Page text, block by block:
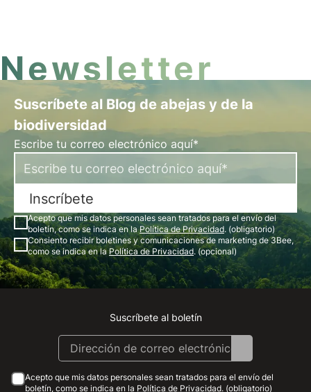
Newsletter
Suscríbete al Blog de abejas y de la
biodiversidad
Escribe tu correo electrónico aquí*
Inscríbete
Acepto que mis datos personales sean tratados para el envío del
boletín, como se indica en laPolítica de Privacidad. (obligatorio)
Consiento recibir boletines y comunicaciones de marketing de 3Bee,
como se indica en laPolítica de Privacidad. (opcional)
Instagram
Facebook
Linkedin
Youtube
Suscríbete al boletín
Acepto que mis datos personales sean tratados para el envío del
boletín, como se indica en la Política de Privacidad. (obligatorio)